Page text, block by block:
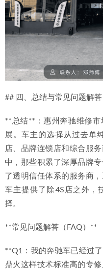
## 四、总结与常见问题解答
**总结**：惠州奔驰维修
展。车主的选择从过去单
店、品牌连锁店和综合服
中，那些积累了深厚品牌
了透明信任体系的服务商
车主提供了除4S店之外，
择。
**常见问题解答（FAQ）**
**Q1：我的奔驰车已经过
鼎火这样技术标准高的专